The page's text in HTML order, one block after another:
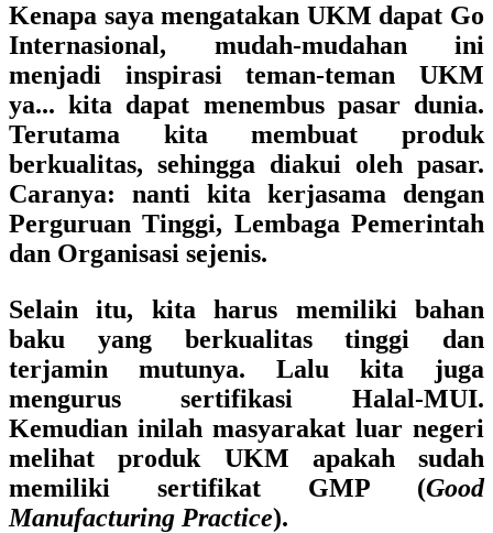
Kenapa saya mengatakan UKM dapat Go
Internasional, mudah-mudahan ini
menjadi inspirasi teman-teman UKM
ya... kita dapat menembus pasar dunia.
Terutama kita membuat produk
berkualitas, sehingga diakui oleh pasar.
Caranya: nanti kita kerjasama dengan
Perguruan Tinggi, Lembaga Pemerintah
dan Organisasi sejenis.
Selain itu, kita harus memiliki bahan
baku yang berkualitas tinggi dan
terjamin mutunya. Lalu kita juga
mengurus sertifikasi Halal-MUI.
Kemudian inilah masyarakat luar negeri
melihat produk UKM apakah sudah
memiliki sertifikat GMP (Good
Manufacturing Practice).